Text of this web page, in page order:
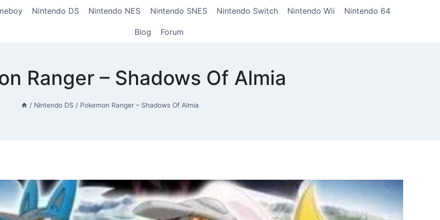
Nintendo DS Nintendo NES Nintendo SNES Nintendo Switch Nintendo Wii Nintendo 64
Blog Forum
Ranger – Shadows Of Almia
/ Nintendo DS / Pokemon Ranger – Shadows Of Almia